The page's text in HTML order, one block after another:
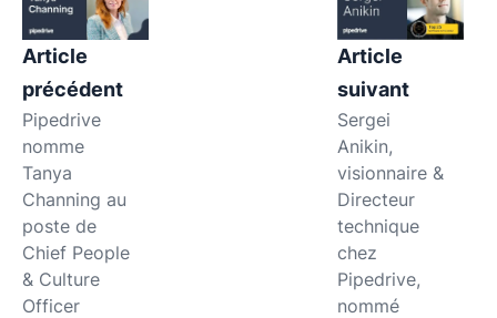
Article
précédent
Pipedrive
nomme
Tanya
Channing au
poste de
Chief People
& Culture
Officer
Article
suivant
Sergei
Anikin,
visionnaire &
Directeur
technique
chez
Pipedrive,
nommé